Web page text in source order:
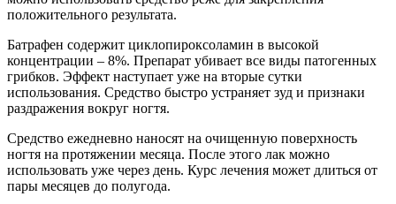
положительного результата.
Батрафен содержит циклопироксоламин в высокой
концентрации – 8%. Препарат убивает все виды патогенных
грибков. Эффект наступает уже на вторые сутки
использования. Средство быстро устраняет зуд и признаки
раздражения вокруг ногтя.
Средство ежедневно наносят на очищенную поверхность
ногтя на протяжении месяца. После этого лак можно
использовать уже через день. Курс лечения может длиться от
пары месяцев до полугода.